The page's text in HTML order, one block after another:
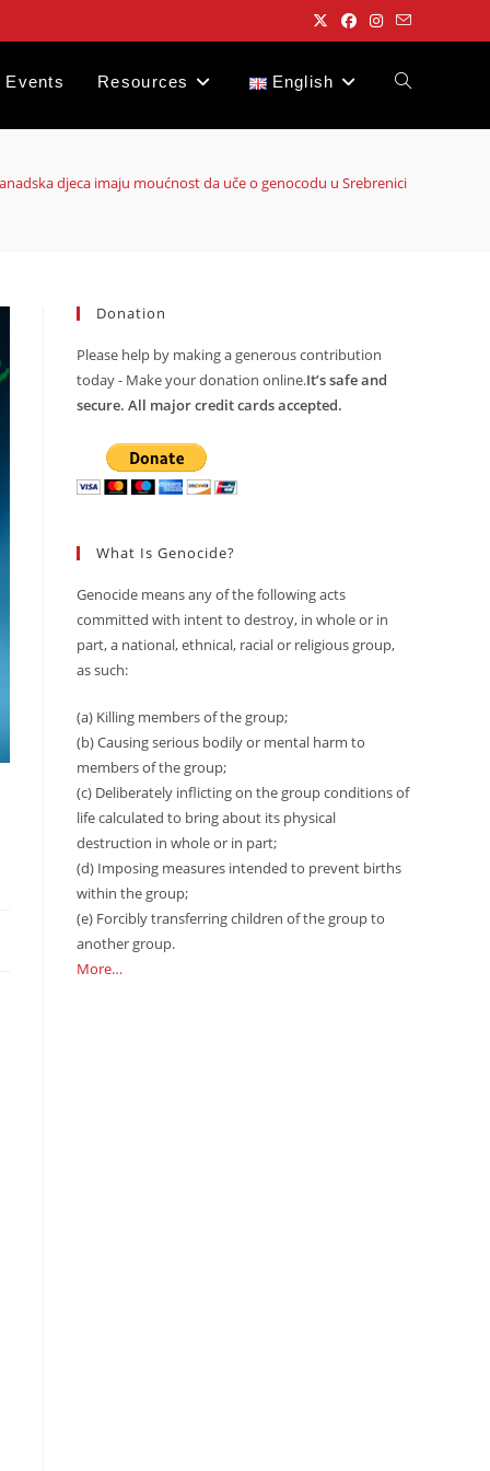
Events Resources English Toggle
djeca imaju moućnost da uče o genocodu u Srebrenici i BiH
Donation
Please help by making a generous contribution
today - Make your donation online.It’s safe and
secure. All major credit cards accepted.
What Is Genocide?
Genocide means any of the following acts
committed with intent to destroy, in whole or in
part, a national, ethnical, racial or religious group,
as such:
(a) Killing members of the group;
(b) Causing serious bodily or mental harm to
members of the group;
(c) Deliberately inflicting on the group conditions of
life calculated to bring about its physical
destruction in whole or in part;
(d) Imposing measures intended to prevent births
within the group;
(e) Forcibly transferring children of the group to
another group.
More…